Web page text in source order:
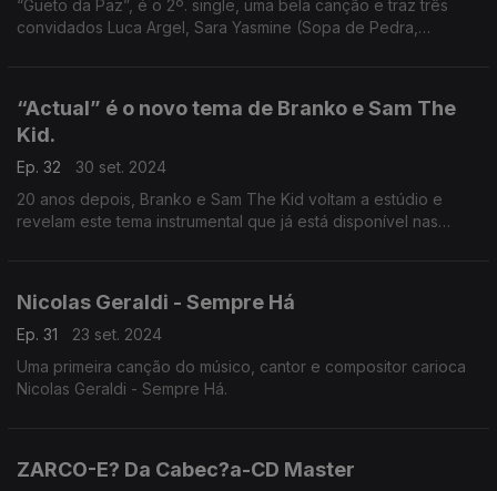
“Gueto da Paz”, é o 2º. single, uma bela canção e traz três
convidados Luca Argel, Sara Yasmine (Sopa de Pedra,
“Actual” é o novo tema de Branko e Sam The
Kid.
Ep. 32
30 set. 2024
20 anos depois, Branko e Sam The Kid voltam a estúdio e
revelam este tema instrumental que já está disponível nas
Nicolas Geraldi - Sempre Há
Ep. 31
23 set. 2024
Uma primeira canção do músico, cantor e compositor carioca
Nicolas Geraldi - Sempre Há.
ZARCO-E? Da Cabec?a-CD Master